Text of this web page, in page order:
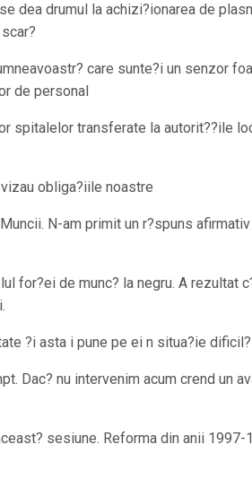
dea drumul la achizi?ionarea de
care sunte?i un senzor
de personal
spitalelor transferate la autorit??ile
obliga?iile noastre
N-am primit un r?spuns afirmativ
for?ei de munc? la negru. A rezultat
?i asta i pune pe ei n situa?ie dificil?
Dac? nu intervenim acum crend un
sesiune. Reforma din anii 1997-